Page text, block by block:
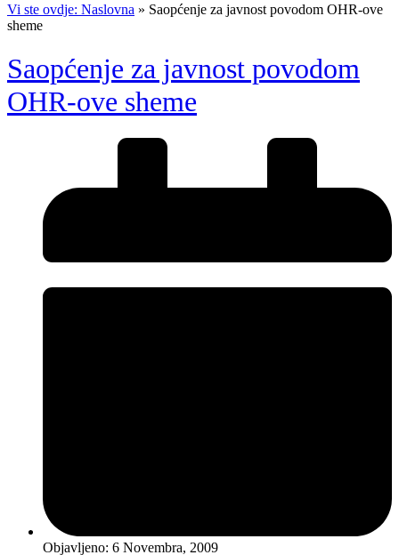
Vi ste ovdje: Naslovna » Saopćenje za javnost povodom OHR-ove
sheme
Saopćenje za javnost povodom
OHR-ove sheme
Objavljeno: 6 Novembra, 2009